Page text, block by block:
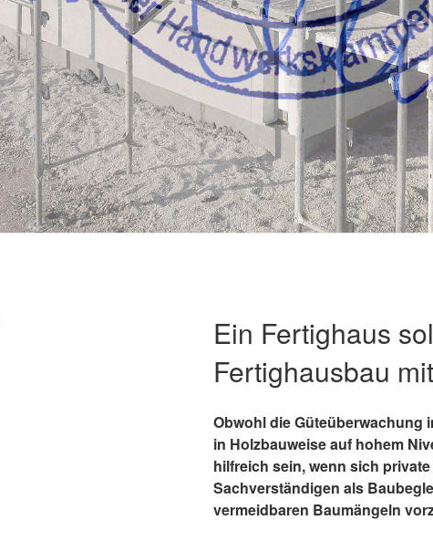
Ein Fertighaus
Fertighausbau
Obwohl die Güteüberwachung
in Holzbauweise auf hohem
hilfreich sein, wenn sich
Sachverständigen als
vermeidbaren Baumängeln